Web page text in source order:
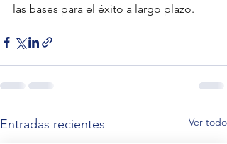
las bases para el éxito a largo plazo.
Entradas recientes Ver todo